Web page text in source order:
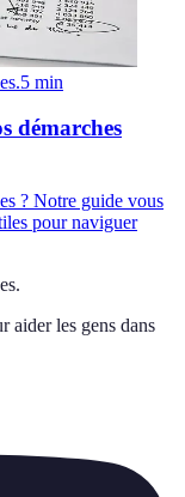
5 min
démarches
? Notre guide vous
pour naviguer
aider les gens dans